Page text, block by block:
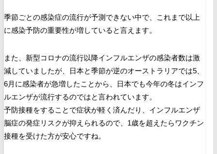
季節ごとの感染症の流行が予測できない中で、これまで以上
に感染予防の重要性が増していると言えます。
また、新型コロナの流行以降インフルエンザの感染者数は激
減していましたが、日本と季節が逆のオーストラリアでは5、
6月に感染者が急増したことから、日本でも今年の冬はインフ
ルエンザが流行するのではと言われています。
予防接種をすることで症状が軽く済んだり、インフルエンザ
脳症の発症リスクが抑えられるので、1歳を超えたらワクチン
接種を受けた方が安心ですね。